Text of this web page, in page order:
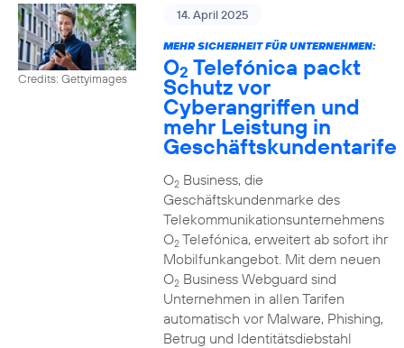
Credits: Gettyimages
14. April 2025
MEHR SICHERHEIT FÜR UNTERNEHMEN:
O2 Telefónica packt
Schutz vor
Cyberangriffen und
mehr Leistung in
Geschäftskundentarife
O2Business, die
Geschäftskundenmarke des
Telekommunikationsunternehmens
O2Telefónica, erweitert ab sofort ihr
Mobilfunkangebot. Mit dem neuen
O2Business Webguard sind
Unternehmen in allen Tarifen
automatisch vor Malware, Phishing,
Betrug und Identitätsdiebstahl